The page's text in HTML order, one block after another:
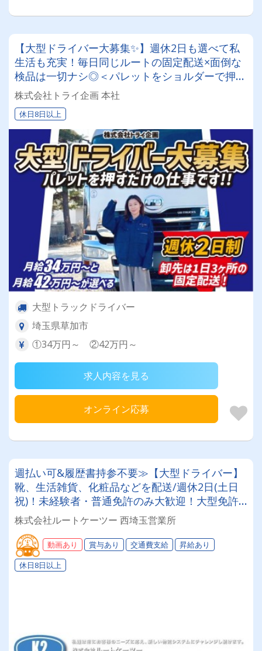
【大型ドライバー大募集✨】週休2日も選べて私
生活も充実！毎日同じルートの固定配送×面倒な
検品は一切ナシ◎＜パレットをショルダーで押す
だけ＞の超シンプル作業で身体の負担も最小限★
未経験者でもすぐ覚えられますよ！
株式会社トライ企画 本社
休日8日以上
大型トラックドライバー
埼玉県草加市
①34万円～ ②42万円～
求人内容を見る
オンライン応募
週払い可&履歴書持参不要≫【大型ドライバー】
靴、生活雑貨、化粧品などを配送/週休2日(土日
祝)！未経験者・普通免許のみ大歓迎！大型免許
取得時は50%費用補助制度も有★インセン・賞
与・勤続給・子ども手当など待遇充実
株式会社ルートケーツー 西埼玉営業所
動画あり 賞与あり 交通費支給
昇給あり
休日8日以上